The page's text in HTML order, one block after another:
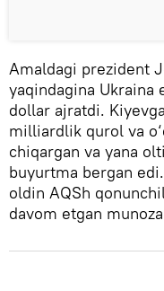
Amaldagi prezident
yaqindagina
dollar ajratdi.
milliardlik qurol va
chiqargan va yana
buyurtma bergan
oldin AQSh
davom etgan